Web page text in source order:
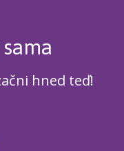
hned teď!